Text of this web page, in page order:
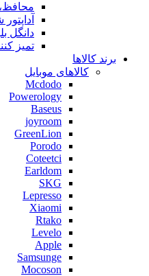
دانگل
تمیز
برند کالاها
کالاهای موبایل
Mcdodo
Powerology
Baseus
joyroom
GreenLion
Porodo
Coteetci
Earldom
SKG
Lepresso
Xiaomi
Rtako
Levelo
Apple
Samsunge
Mocoson